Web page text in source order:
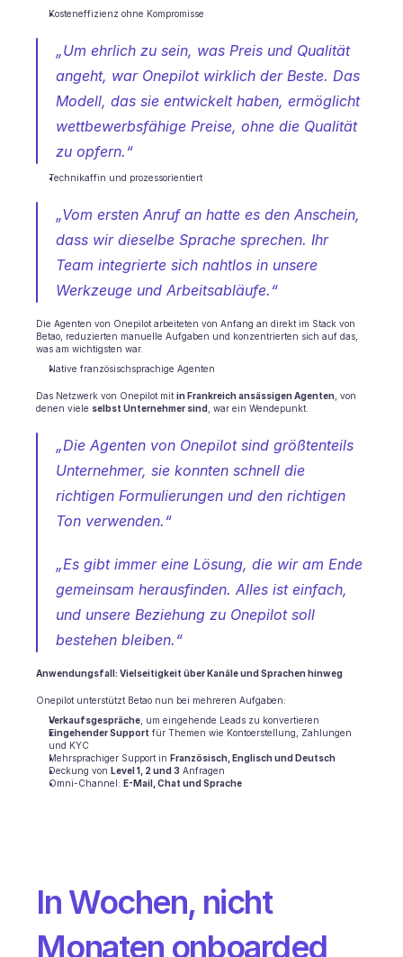
Kosteneffizienz ohne Kompromisse
„Um ehrlich zu sein, was Preis und Qualität
angeht, war Onepilot wirklich der Beste. Das
Modell, das sie entwickelt haben, ermöglicht
wettbewerbsfähige Preise, ohne die Qualität
zu opfern.“
Technikaffin und prozessorientiert
„Vom ersten Anruf an hatte es den Anschein,
dass wir dieselbe Sprache sprechen. Ihr
Team integrierte sich nahtlos in unsere
Werkzeuge und Arbeitsabläufe.“
Die Agenten von Onepilot arbeiteten von Anfang an direkt im Stack von
Betao, reduzierten manuelle Aufgaben und konzentrierten sich auf das,
was am wichtigsten war.
Native französischsprachige Agenten
Das Netzwerk von Onepilot mit in Frankreich ansässigen Agenten , von
denen viele selbst Unternehmer sind , war ein Wendepunkt.
„Die Agenten von Onepilot sind größtenteils
Unternehmer, sie konnten schnell die
richtigen Formulierungen und den richtigen
Ton verwenden.“
„Es gibt immer eine Lösung, die wir am Ende
gemeinsam herausfinden. Alles ist einfach,
und unsere Beziehung zu Onepilot soll
bestehen bleiben.“
Anwendungsfall: Vielseitigkeit über Kanäle und Sprachen hinweg
Onepilot unterstützt Betao nun bei mehreren Aufgaben:
Verkaufsgespräche , um eingehende Leads zu konvertieren
Eingehender Support für Themen wie Kontoerstellung, Zahlungen
und KYC
Mehrsprachiger Support in Französisch, Englisch und Deutsch
Deckung von Level 1, 2 und 3 Anfragen
Omni-Channel: E-Mail, Chat und Sprache
In Wochen, nicht
Monaten onboarded